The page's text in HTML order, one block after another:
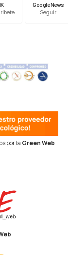
Google News
Seguir
por la Green Web